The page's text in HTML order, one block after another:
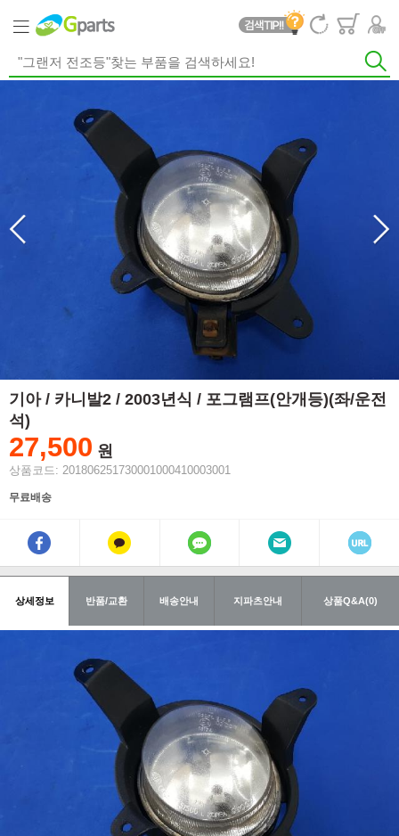
기아 / 카니발2 / 2003년식 / 포그램프(안개등)(좌/운전
석)
27,500 원
상품코드: 201806251730001000410003001
무료배송
상세정보 반품/교환 배송안내 지파츠안내 상품Q&A(0)